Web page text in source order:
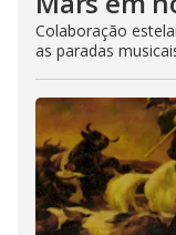
Colaboração
as paradas